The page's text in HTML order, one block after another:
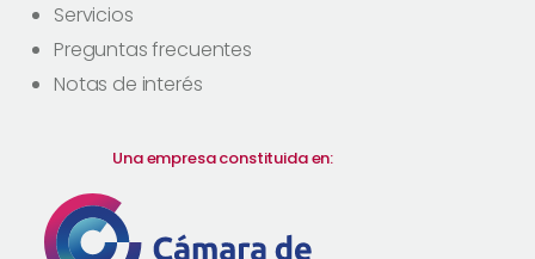
Servicios
Preguntas frecuentes
Notas de interés
Una empresa constituida en: